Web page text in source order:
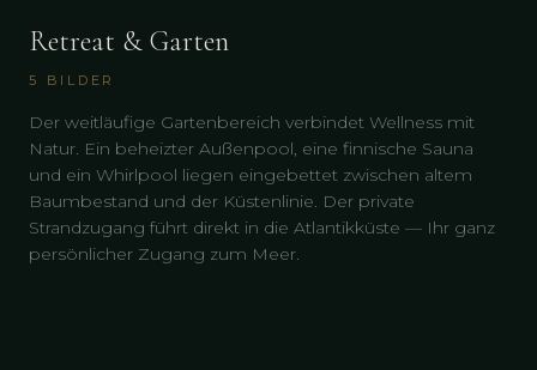
Retreat & Garten
5 BILDER
Der weitläufige Gartenbereich verbindet Wellness mit
Natur. Ein beheizter Außenpool, eine finnische Sauna
und ein Whirlpool liegen eingebettet zwischen altem
Baumbestand und der Küstenlinie. Der private
Strandzugang führt direkt in die Atlantikküste — Ihr ganz
persönlicher Zugang zum Meer.